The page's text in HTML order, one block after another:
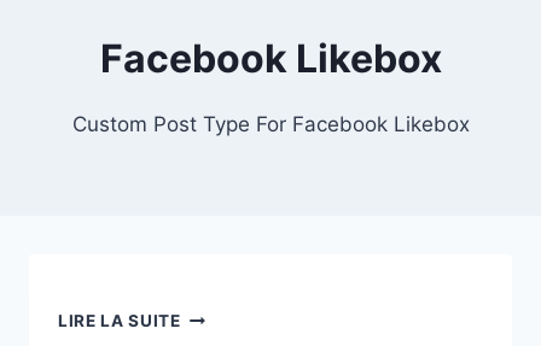
Facebook Likebox
Custom Post Type For Facebook Likebox
LIRE LA SUITE